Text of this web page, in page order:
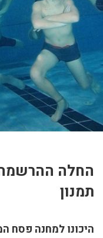
החלה
תמנון
היכונו למחנה פסח